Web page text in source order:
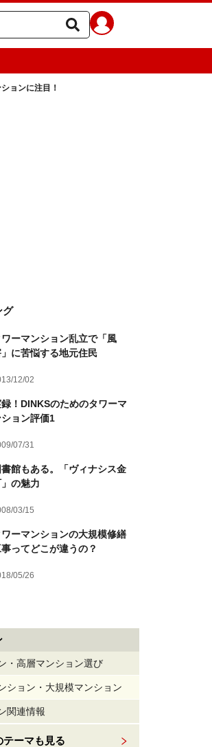
ョンに注目！
グ
ワーマンション乱立で「風
に苦悩する地元住民
12/02
！DINKSのためのタワーマ
ション評価1
07/31
書館もある。「ヴィナシス金
の魅力
03/15
ワーマンションの大規模修繕
ってどこが違うの？
05/26
・高層マンション選び
ション・大規模マンション
関連情報
テーマも見る